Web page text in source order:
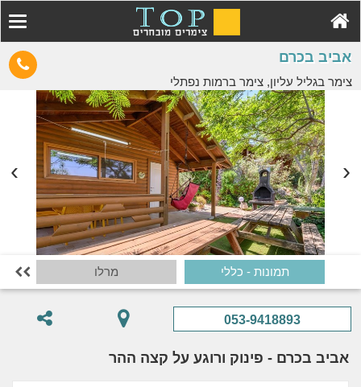
אביב בכרם
צימר בגליל עליון, צימר ברמות נפתלי
תמונות - כללי מרלו 
053-9418893
אביב בכרם - פינוק ורוגע על קצה ההר